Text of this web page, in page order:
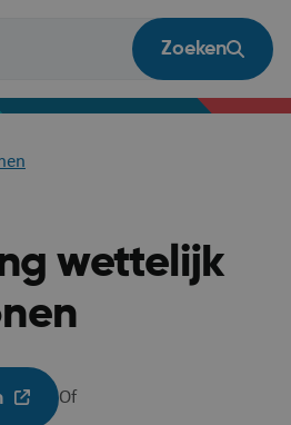
Zoeken
wettelijk
Of